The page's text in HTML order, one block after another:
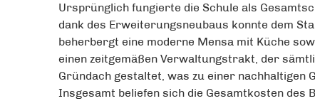
Ursprünglich fungierte die Schule als
dank des Erweiterungsneubaus konnte dem
beherbergt eine moderne Mensa mit Küche
einen zeitgemäßen Verwaltungstrakt, der
Gründach gestaltet, was zu einer nachhaltigen
Insgesamt beliefen sich die Gesamtkosten